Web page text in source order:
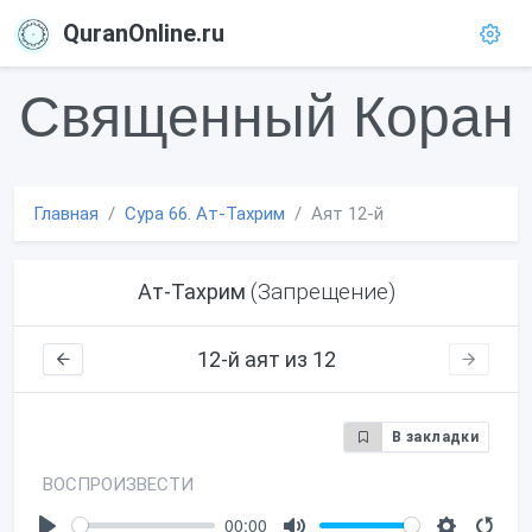
QuranOnline.ru
Священный Коран
Главная Сура 66. Ат-Тахрим Аят 12-й
Ат-Тахрим (Запрещение)
12-й аят из 12
В закладки
ВОСПРОИЗВЕСТИ
00:00